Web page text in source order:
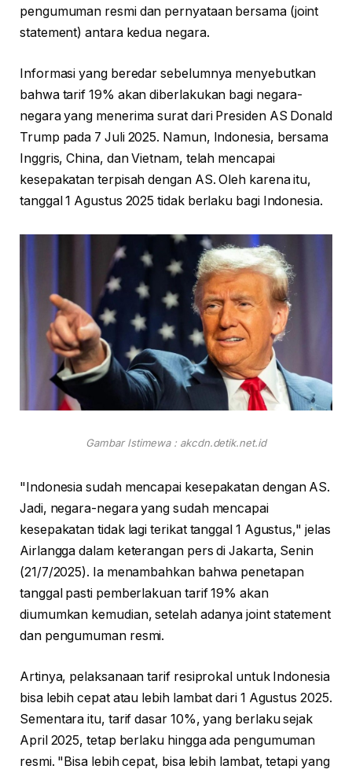
pengumuman resmi dan pernyataan bersama (joint
statement) antara kedua negara.
Informasi yang beredar sebelumnya menyebutkan
bahwa tarif 19% akan diberlakukan bagi negara-
negara yang menerima surat dari Presiden AS Donald
Trump pada 7 Juli 2025. Namun, Indonesia, bersama
Inggris, China, dan Vietnam, telah mencapai
kesepakatan terpisah dengan AS. Oleh karena itu,
tanggal 1 Agustus 2025 tidak berlaku bagi Indonesia.
Gambar Istimewa : akcdn.detik.net.id
"Indonesia sudah mencapai kesepakatan dengan AS.
Jadi, negara-negara yang sudah mencapai
kesepakatan tidak lagi terikat tanggal 1 Agustus," jelas
Airlangga dalam keterangan pers di Jakarta, Senin
(21/7/2025). Ia menambahkan bahwa penetapan
tanggal pasti pemberlakuan tarif 19% akan
diumumkan kemudian, setelah adanya joint statement
dan pengumuman resmi.
Artinya, pelaksanaan tarif resiprokal untuk Indonesia
bisa lebih cepat atau lebih lambat dari 1 Agustus 2025.
Sementara itu, tarif dasar 10%, yang berlaku sejak
April 2025, tetap berlaku hingga ada pengumuman
resmi. "Bisa lebih cepat, bisa lebih lambat, tetapi yang